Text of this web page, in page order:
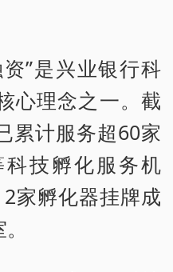
”是兴业银行科
心理念之一。截
累计服务超60家
技孵化服务机
家孵化器挂牌成